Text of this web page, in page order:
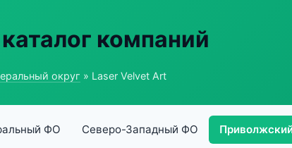
компаний
округ » Laser Velvet Art
ФО Северо-Западный ФО